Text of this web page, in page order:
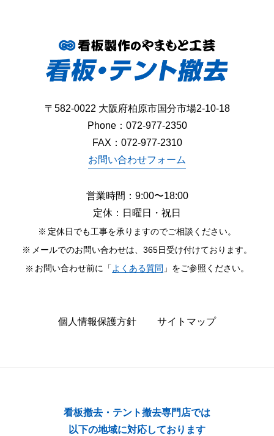
〒582-0022 大阪府柏原市国分市場2-10-18
Phone： 072-977-2350
FAX：072-977-2310
お問い合わせフォーム
営業時間：9:00〜18:00
定休：日曜日・祝日
定休日でも工事を承りますのでご相談ください。
メールでのお問い合わせは、365日受け付けております。
お問い合わせ前に「よくある質問 」をご参照ください。
個人情報保護方針 サイトマップ
看板撤去・テント撤去専門店では
以下の地域に対応しております